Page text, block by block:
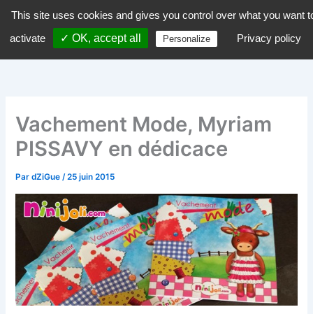
contenu
dZiGue
Vachement Mode, Myriam
PISSAVY en dédicace
PardZiGue/25 juin 2015
This site uses cookies and gives you control over what you want
activate
✓ OK, accept all Personalize Privacy policy